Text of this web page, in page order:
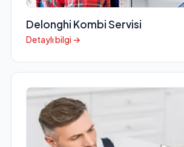
Delonghi Kombi Servisi
Detaylı bilgi →